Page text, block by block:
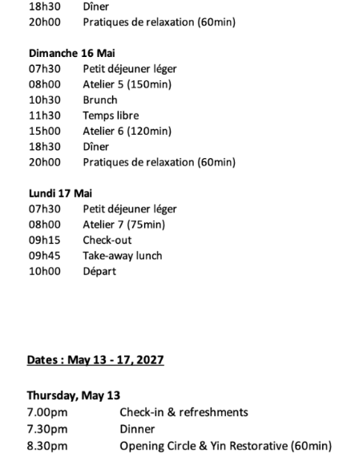
Nous nous réunirons ensemble le premier soir pour
le programme du week-end. Vous serez ensuite
guidés à travers une pratique douce pour oublier
l'agitation de la vie urbaine, vous remettre du voyage
et commencer notre week-end de réflexion et
d'apprentissage.
Kriya, Pranayama et Ashtanga style Mysore
En présence de deux professeurs chevronnés, vous
bénéficierez d'une attention totale pour approfondir
votre pratique actuelle ou même de la commencer. !!
d'Ashtanga ou de trouver les meilleures variantes de
vous puissiez évoluer personnellement.
Les pratiques matinales sont le meilleur moyen de